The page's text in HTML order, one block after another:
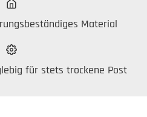
Material
für stets trockene Post